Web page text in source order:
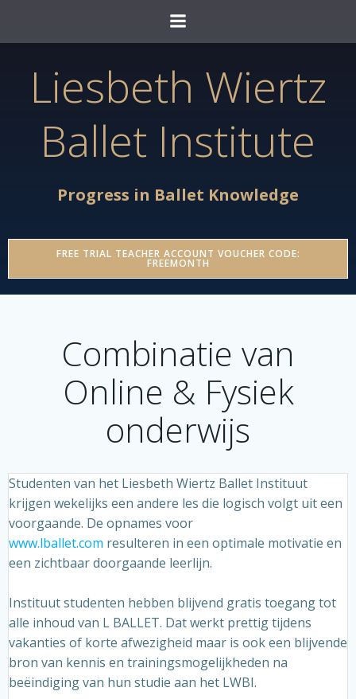
naar
de
Liesbeth Wiertz
Ballet Institute
Progress in Ballet Knowledge
FREE TRIAL TEACHER ACCOUNT VOUCHER CODE:
FREEMONTH
Combinatie van
Online & Fysiek
onderwijs
Studenten van het Liesbeth Wiertz Ballet Instituut
krijgen wekelijks een andere les die logisch volgt uit een
voorgaande. De opnames voor
www.lballet.com resulteren in een optimale motivatie en
een zichtbaar doorgaande leerlijn.
Instituut studenten hebben blijvend gratis toegang tot
alle inhoud van L BALLET. Dat werkt prettig tijdens
vakanties of korte afwezigheid maar is ook een blijvende
bron van kennis en trainingsmogelijkheden na
beëindigingvan hun studie aan het LWBI.